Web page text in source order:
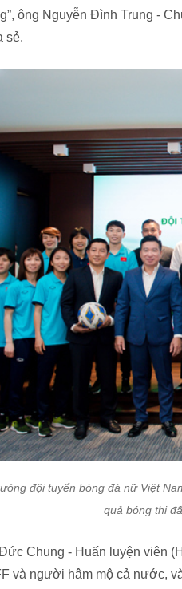
ông Nguyễn Đình Trung -
sẻ.
đội tuyển bóng đá nữ Việt
quả bóng thi
Chung - Huấn luyện viên
và người hâm mộ cả nước,